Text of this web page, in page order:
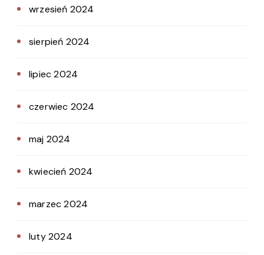
wrzesień 2024
sierpień 2024
lipiec 2024
czerwiec 2024
maj 2024
kwiecień 2024
marzec 2024
luty 2024